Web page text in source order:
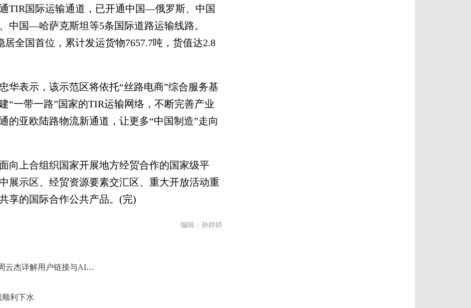
国际运输通道，已开通中国—俄罗斯、中国
国—哈萨克斯坦等5条国际道路运输线路。
全国首位，累计发运货物7657.7吨，货值达2.8
表示，该示范区将依托“丝路电商”综合服务基
“一带一路”国家的TIR运输网络，不断完善产业
的亚欧陆路物流新通道，让更多“中国制造”走向
上合组织国家开展地方经贸合作的国家级平
展示区、经贸资源要素交汇区、重大开放活动重
享的国际合作公共产品。(完)
编辑：孙婷婷
海尔发布AI全场景智慧方案 周云杰详解用户链接与AI转型布局
顺利下水